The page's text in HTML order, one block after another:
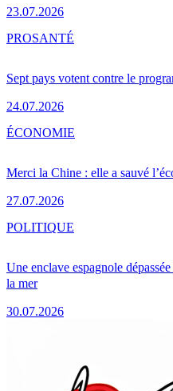
23.07.2026
Sept pays votent contre le
24.07.2026
PROSANTÉ
Merci la Chine : elle a sauvé
27.07.2026
ÉCONOMIE
Une enclave espagnole
la mer
30.07.2026
POLITIQUE